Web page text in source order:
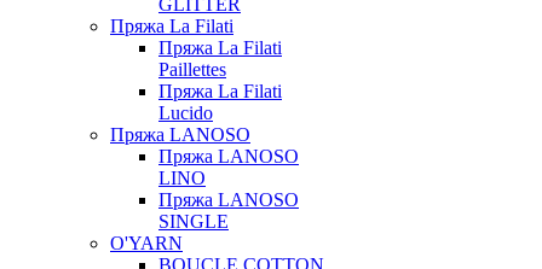
GLITTER
Пряжа La Filati
Пряжа La Filati
Paillettes
Пряжа La Filati
Lucido
Пряжа LANOSO
Пряжа LANOSO
LINO
Пряжа LANOSO
SINGLE
O'YARN
BOUCLE COTTON